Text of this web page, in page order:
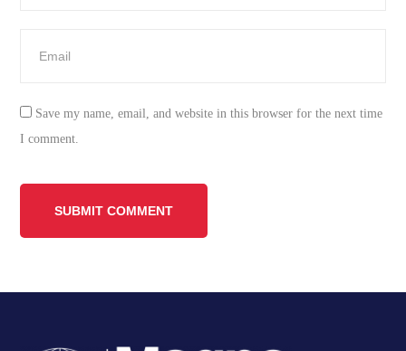
Save my name, email, and website in this browser for the next time
I comment.